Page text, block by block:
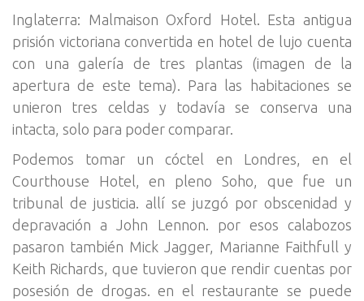
Inglaterra: Malmaison Oxford Hotel. Esta antigua
prisión victoriana convertida en hotel de lujo cuenta
con una galería de tres plantas (imagen de la
apertura de este tema). Para las habitaciones se
unieron tres celdas y todavía se conserva una
intacta, solo para poder comparar.
Podemos tomar un cóctel en Londres, en el
Courthouse Hotel, en pleno Soho, que fue un
tribunal de justicia. allí se juzgó por obscenidad y
depravación a John Lennon. por esos calabozos
pasaron también Mick Jagger, Marianne Faithfull y
Keith Richards, que tuvieron que rendir cuentas por
posesión de drogas. en el restaurante se puede